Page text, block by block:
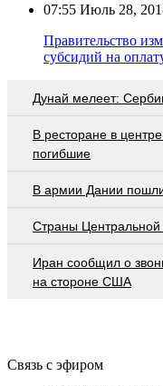
07:55 Июль 28,
Правительство
субсидий на
Дунай мелеет:
В ресторане в
погибшие
В армии Дании
Страны
Иран сообщил о
на стороне США
Связь с эфиром